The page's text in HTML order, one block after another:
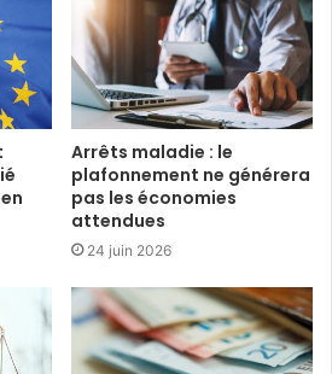
Arrêts maladie : le
plafonnement ne générera
pas les économies
attendues
24 juin 2026